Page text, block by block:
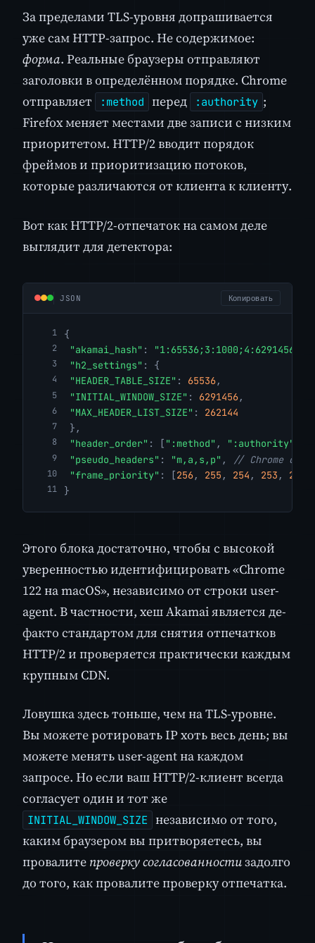
За пределами TLS-уровня допрашивается
уже сам HTTP-запрос. Не содержимое:
форма. Реальные браузеры отправляют
заголовки в определённом порядке. Chrome
отправляет
:method перед :authority ;
Firefox меняет местами две записи с низким
приоритетом. HTTP/2 вводит порядок
фреймов и приоритизацию потоков,
которые различаются от клиента к клиенту.
Вот как HTTP/2-отпечаток на самом деле
выглядит для детектора:
JSON Копировать
{
"akamai_hash" :
"h2_settings" :
{
"HEADER_TABLE_SIZE" : 65536,
"INITIAL_WINDOW_SIZE" : 6291456,
"MAX_HEADER_LIST_SIZE" :
262144
},
"header_order" : [ ":method" , ":authority"
"pseudo_headers" : "m,a,s,p" ,
// Chrome
"frame_priority" : [256, 255 , 254 , 253 , 252
}
Этого блока достаточно, чтобы с высокой
уверенностью идентифицировать «Chrome
122 на macOS», независимо от строки user-
agent. В частности, хеш Akamai является де-
факто стандартом для снятия отпечатков
HTTP/2 и проверяется практически каждым
крупным CDN.
Ловушка здесь тоньше, чем на TLS-уровне.
Вы можете ротировать IP хоть весь день; вы
можете менять user-agent на каждом
запросе. Но если ваш HTTP/2-клиент всегда
согласует один и тот же
INITIAL_WINDOW_SIZE независимо от того,
каким браузером вы притворяетесь, вы
провалите проверку согласованностизадолго
до того, как провалите проверку отпечатка.